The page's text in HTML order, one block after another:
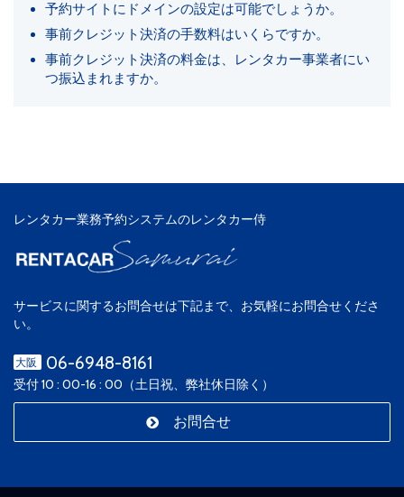
予約サイトにドメインの設定は可能でしょうか。
事前クレジット決済の手数料はいくらですか。
事前クレジット決済の料金は、レンタカー事業者にい
つ振込まれますか。
レンタカー業務予約システムのレンタカー侍
サービスに関するお問合せは下記まで、お気軽にお問合せくださ
い。
大阪 06-6948-8161
受付 10 : 00-16 : 00（土日祝、弊社休日除く）
お問合せ